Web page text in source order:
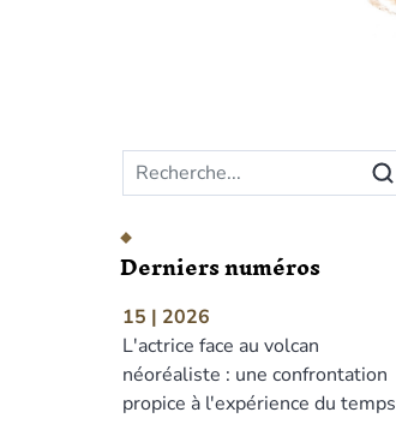
Menu principal
Derniers numéros
15 | 2026
L'actrice face au volcan
néoréaliste : une confrontation
propice à l'expérience du temps